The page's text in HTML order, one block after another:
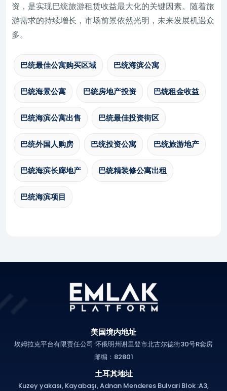
资，是实现巴统旅游租赁收益最大化的关键因素。随着旅
游需求的持续增长，市场前景依然光明，未来发展机遇众
多。
巴统最佳公寓购买区域 巴统海滨公寓
巴统海景公寓 巴统房地产投资 巴统租金收益
巴统海滨公寓出售 巴统最佳投资街区
巴统外国人购房 巴统投资公寓 巴统旅游地产
巴统海滨长廊地产 巴统精装修公寓出租
巴统海滨项目
美国境内地址
埃姆拉克平台有限责任公司 怀俄明州谢里登市北古尔德街30号R套房
邮编：82801
土耳其地址
Kuzey yakası, Kayabaşı, Adnan Menderes Bulvari Blok :A3,